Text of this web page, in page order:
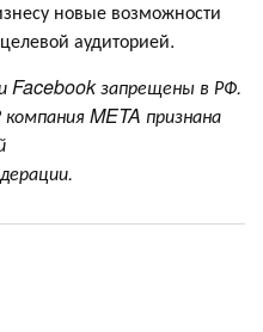
новые возможности
аудиторией.
Facebook запрещены в РФ.
META признана